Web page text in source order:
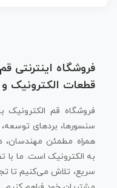
فروشگاه اینترنتی
قطعات الکترونیک و
فروشگاه قم الکترونیک
سنسورها، بردهای
همراه مطمئن مهندسان،
به الکترونیک است. ما
سریع، تلاش می‌کنیم تا